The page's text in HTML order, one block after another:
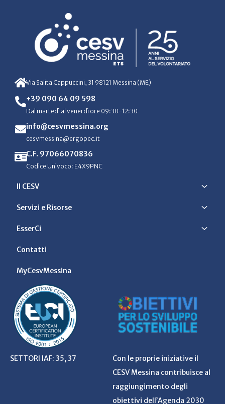
Via Salita Cappuccini, 31 98121 Messina (ME)
+39 090 64 09 598
Dal martedì al venerdì ore 09:30-12:30
info@cesvmessina.org
cesvmessina@ergopec.it
C.F. 97066070836
Codice Univoco: E4X9PNC
Il CESV
Servizi e Risorse
EsserCi
Contatti
MyCesvMessina
SETTORI IAF: 35, 37
Con le proprie iniziative il
CESV Messina contribuisce al
raggiungimento degli
obiettivi dell’Agenda 2030